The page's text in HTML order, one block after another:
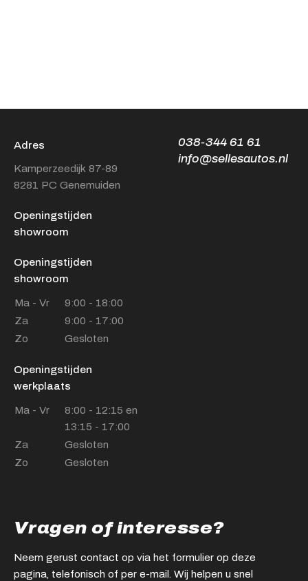
Adres
Kamperzeedijk 87-89
8281 PC Genemuiden
038-344 61 61
info@sellesautos.nl
Openingstijden
showroom
Openingstijden
showroom
Ma - Vr
9:00 - 18:00
Za
9:00 - 17:00
Zo
Gesloten
Openingstijden
werkplaats
Ma - Vr
8:00 - 12:15 en
13:15 - 17:00
Za
Gesloten
Zo
Gesloten
Vragen of interesse?
Neem gerust contact op via het formulier op deze
pagina, telefonisch of per e-mail. Wij helpen u snel